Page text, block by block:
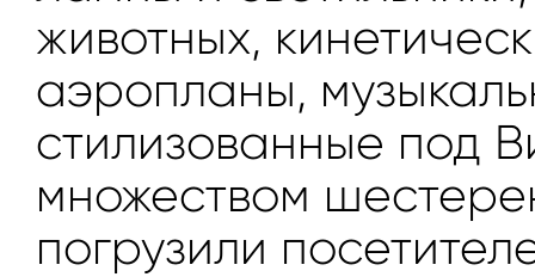
животных,
аэропланы,
стилизованные под
множеством
погрузили